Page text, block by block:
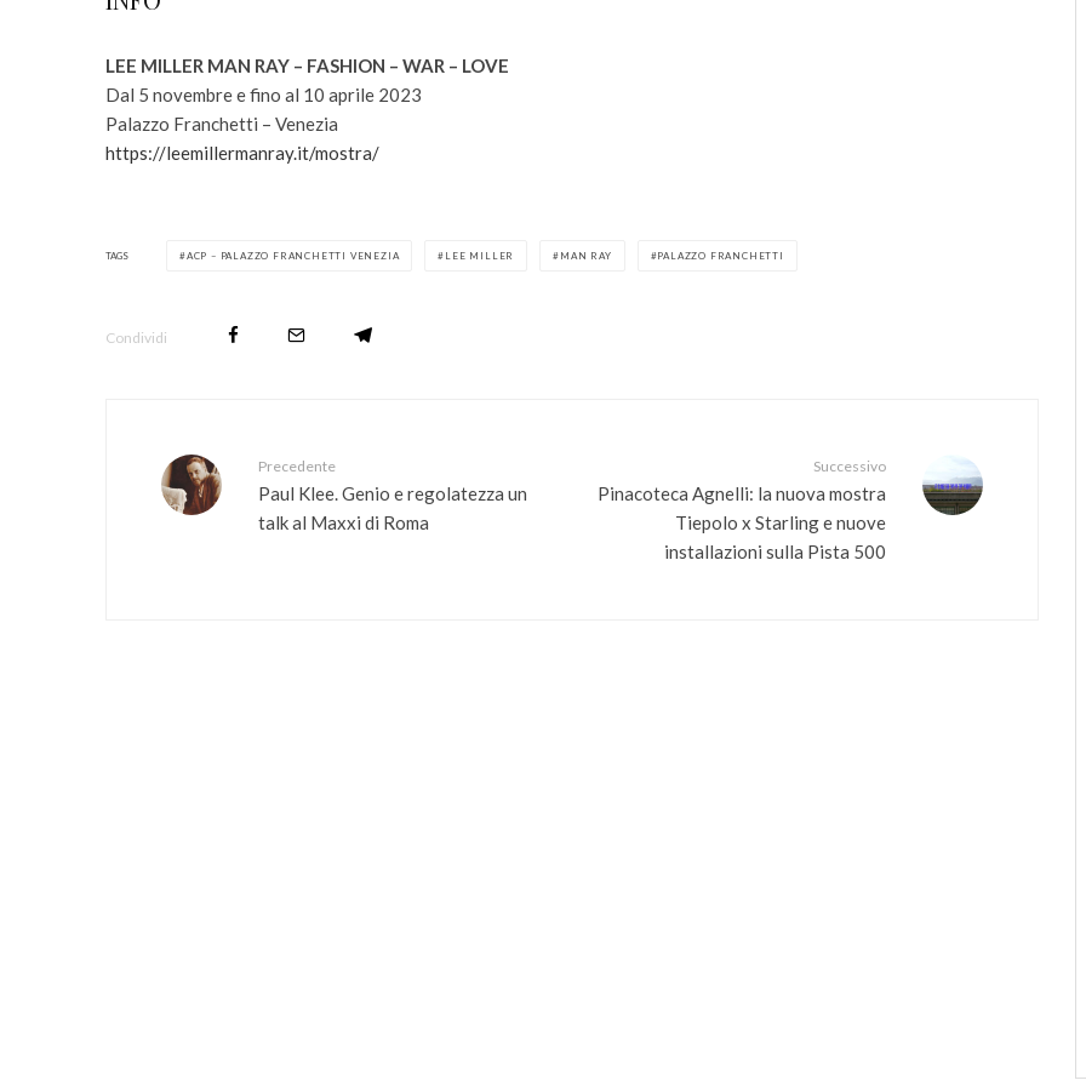
LEE MILLER MAN RAY – FASHION – WAR – LOVE
Dal 5 novembre e fino al 10 aprile 2023
Palazzo Franchetti – Venezia
https://leemillermanray.it/mostra/
TAGS ACP – PALAZZO FRANCHETTI VENEZIA LEE MILLER MAN RAY PALAZZO FRANCHETTI
Condividi
Precedente
Paul Klee. Genio e regolatezza un
talk al Maxxi di Roma
Successivo
Pinacoteca Agnelli: la nuova mostra
Tiepolo x Starling e nuove
installazioni sulla Pista 500